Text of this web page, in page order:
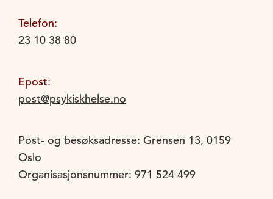
Telefon:
23 10 38 80
Epost:
post@psykiskhelse.no
Post- og besøksadresse: Grensen 13, 0159
Oslo
Organisasjonsnummer: 971 524 499